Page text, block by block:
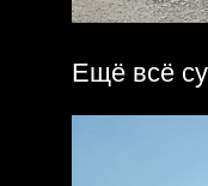
Ещё всё